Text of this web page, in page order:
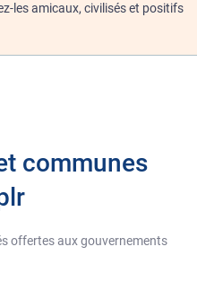
les amicaux, civilisés et positifs
communes
offertes aux gouvernements